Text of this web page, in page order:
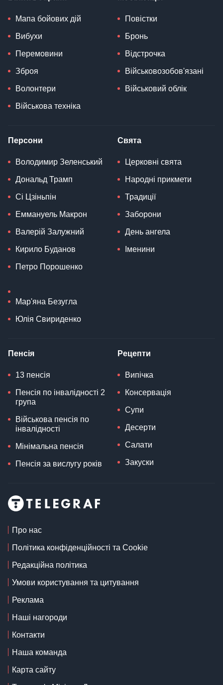
Мапа бойових дій
Вибухи
Перемовини
Зброя
Волонтери
Військова техніка
Повістки
Бронь
Відстрочка
Військовозобов'язані
Військовий облік
Персони
Володимир Зеленський
Дональд Трамп
Сі Цзіньпін
Еммануель Макрон
Валерій Залужний
Кирило Буданов
Петро Порошенко
Мар'яна Безугла
Юлія Свириденко
Свята
Церковні свята
Народні прикмети
Традиції
Заборони
День ангела
Іменини
Пенсія
13 пенсія
Пенсія по інвалідності 2
група
Військова пенсія по
інвалідності
Мінімальна пенсія
Пенсія за вислугу років
Рецепти
Випічка
Консервація
Супи
Десерти
Салати
Закуски
Про нас
Політика конфіденційності та Cookie
Редакційна політика
Умови користування та цитування
Реклама
Наші нагороди
Контакти
Наша команда
Карта сайту